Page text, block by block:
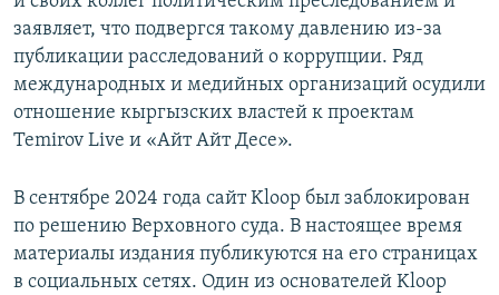
заявляет, что подвергся такому давлению из-за
публикации расследований о коррупции. Ряд
международных и медийных организаций осудили
отношение кыргызских властей к проектам
Temirov Live и «Айт Айт Десе».
В сентябре 2024 года сайт Kloop был заблокирован
по решению Верховного суда. В настоящее время
материалы издания публикуются на его страницах
в социальных сетях. Один из основателей Kloop